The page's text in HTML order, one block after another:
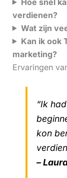
verdienen?
Wat zijn
Kan ik ook
marketing?
Ervaringen
“Ik
kon
–